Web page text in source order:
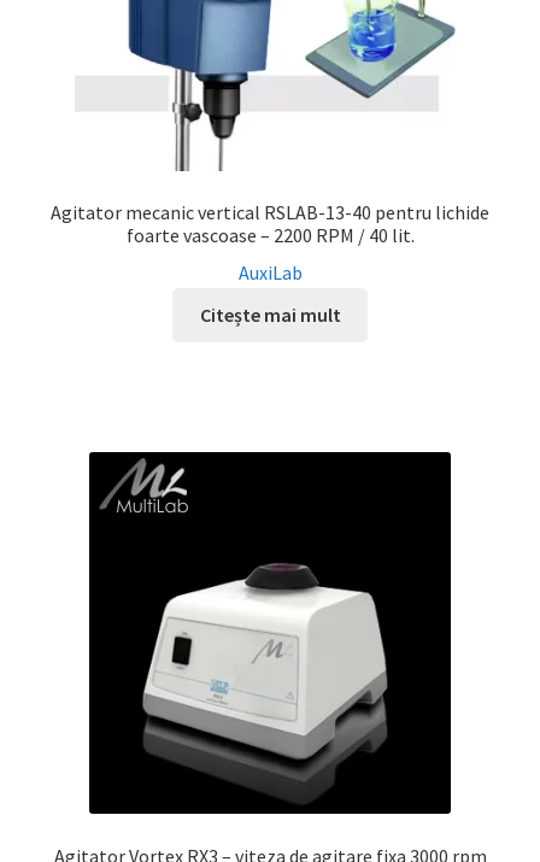
Agitator mecanic vertical RSLAB-13-40 pentru lichide
foarte vascoase – 2200 RPM / 40 lit.
AuxiLab
Citește mai mult
Agitator Vortex RX3 – viteza de agitare fixa 3000 rpm